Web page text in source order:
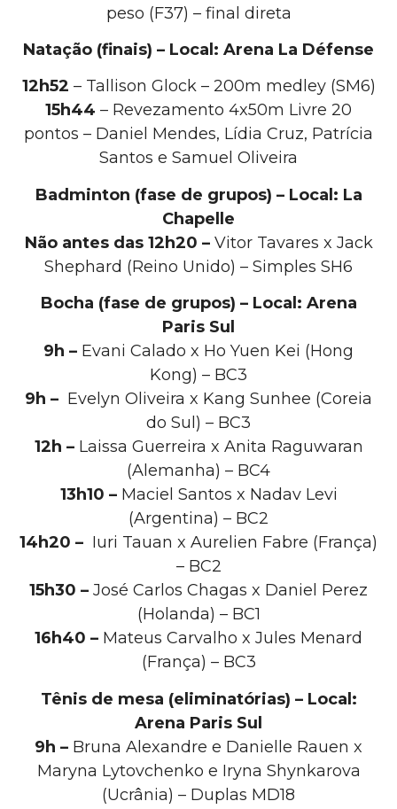
peso (F37) – final direta
Natação (finais) – Local: Arena La Défense
12h52 – Tallison Glock – 200m medley (SM6)
15h44 – Revezamento 4x50m Livre 20
pontos – Daniel Mendes, Lídia Cruz, Patrícia
Santos e Samuel Oliveira
Badminton (fase de grupos) – Local: La
Chapelle
Não antes das 12h20 – Vitor Tavares x Jack
Shephard (Reino Unido) – Simples SH6
Bocha (fase de grupos) – Local: Arena
Paris Sul
9h – Evani Calado x Ho Yuen Kei (Hong
Kong) – BC3
9h – Evelyn Oliveira x Kang Sunhee (Coreia
do Sul) – BC3
12h – Laissa Guerreira x Anita Raguwaran
(Alemanha) – BC4
13h10 –Maciel Santos x Nadav Levi
(Argentina) – BC2
14h20 – Iuri Tauan x Aurelien Fabre (França)
– BC2
15h30 – José Carlos Chagas x Daniel Perez
(Holanda) – BC1
16h40 – Mateus Carvalho x Jules Menard
(França) – BC3
Tênis de mesa (eliminatórias) – Local:
Arena Paris Sul
9h – Bruna Alexandre e Danielle Rauen x
Maryna Lytovchenko e Iryna Shynkarova
(Ucrânia) – Duplas MD18